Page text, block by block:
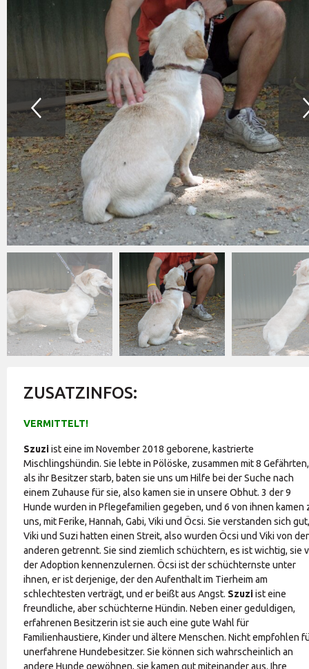
ZUSATZINFOS:
VERMITTELT!
Szuziist eine im November 2018 geborene, kastrierte
Mischlingshündin. Sie lebte in Pölöske, zusammen mit 8 Gefährten,
als ihr Besitzer starb, baten sie uns um Hilfe bei der Suche nach
einem Zuhause für sie, also kamen sie in unsere Obhut. 3 der 9
Hunde wurden in Pflegefamilien gegeben, und 6 von ihnen kamen
uns, mit Ferike, Hannah, Gabi, Viki und Öcsi. Sie verstanden sich gut,
Viki und Suzi hatten einen Streit, also wurden Öcsi und Viki von
anderen getrennt. Sie sind ziemlich schüchtern, es ist wichtig, sie
der Adoption kennenzulernen. Öcsi ist der schüchternste unter
ihnen, er ist derjenige, der den Aufenthalt im Tierheim am
schlechtesten verträgt, und er beißt aus Angst. Szuziist eine
freundliche, aber schüchterne Hündin. Neben einer geduldigen,
erfahrenen Besitzerin ist sie auch eine gute Wahl für
Familienhaustiere, Kinder und ältere Menschen. Nicht empfohlen
unerfahrene Hundebesitzer. Sie können sich wahrscheinlich an
andere Hunde gewöhnen, sie kamen gut miteinander aus. Ihre